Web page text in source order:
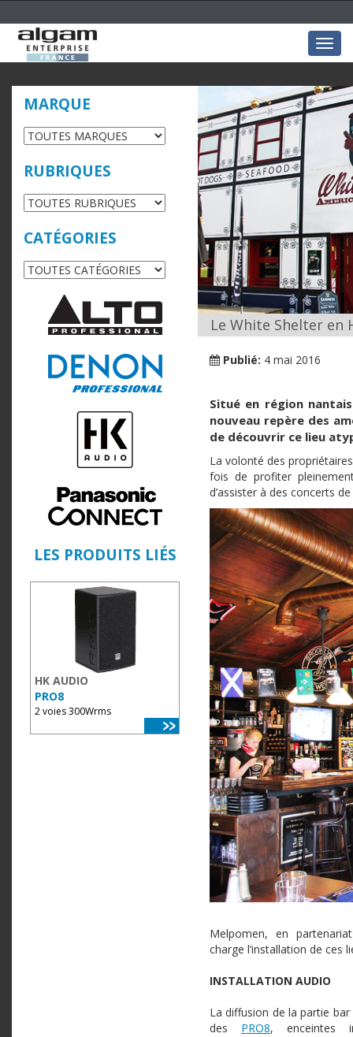
MARQUE
RUBRIQUES
CATÉGORIES
LES PRODUITS LIÉS
HK AUDIO
PRO8
2 voies 300Wrms
Le White Shelter en
Publié: 4 mai 2016
Situé en région
nouveau repère des
de découvrir ce lieu
La volonté des
fois de profiter
d’assister à des concerts
Melpomen, en partenariat
charge l’installation de ces
INSTALLATION AUDIO
La diffusion de la partie
des PRO8, enceintes